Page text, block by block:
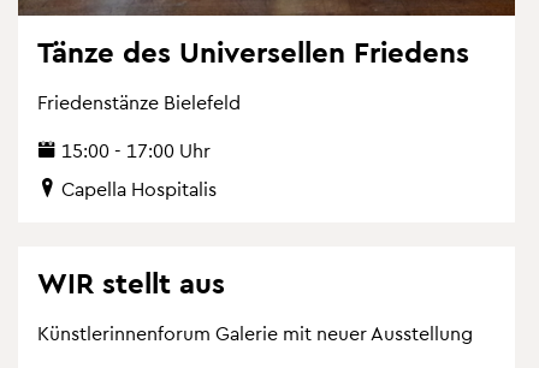
Tänze des Uni­ver­sel­len Frie­dens
Frie­denstän­ze Bie­le­feld
15:00 - 17:00 Uhr
Ca­pel­la Hos­pi­ta­lis
WIR stellt aus
Künst­le­rin­nen­fo­rum Ga­le­rie mit neuer Aus­stel­lung